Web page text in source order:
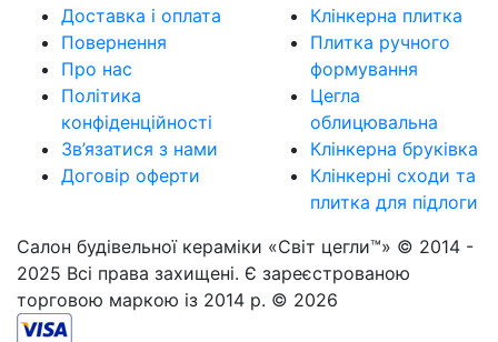
Доставка і оплата
Повернення
Про нас
Політика
конфіденційності
Зв’язатися з нами
Договір оферти
Клінкерна плитка
Плитка ручного
формування
Цегла
облицювальна
Клінкерна бруківка
Клінкерні сходи та
плитка для підлоги
Салон будівельної кераміки «Світ цегли™» © 2014 -
2025 Всі права захищені. Є зареєстрованою
торговою маркою із 2014 р. © 2026